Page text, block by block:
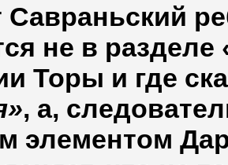
Савраньский
не в разделе
Торы и где
, а,
элементом